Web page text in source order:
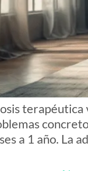
terapéutica
a 1 año. La